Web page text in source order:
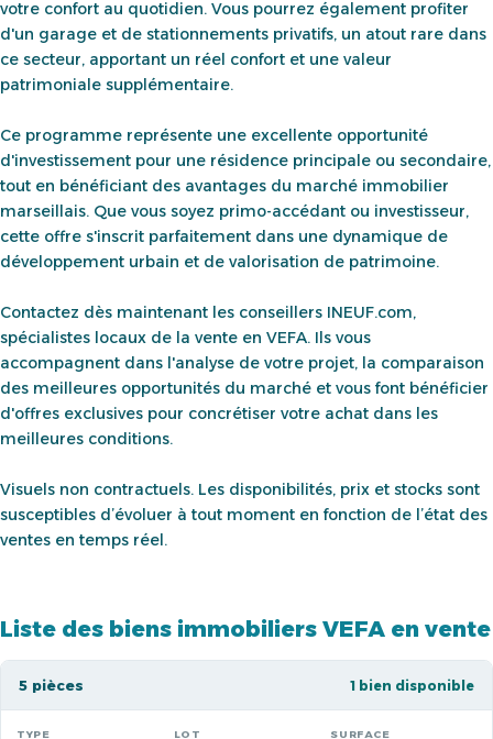
votre confort au quotidien. Vous pourrez également profiter
d'un garage et de stationnements privatifs, un atout rare dans
ce secteur, apportant un réel confort et une valeur
patrimoniale supplémentaire.
Ce programme représente une excellente opportunité
d'investissement pour une résidence principale ou secondaire,
tout en bénéficiant des avantages du marché immobilier
marseillais. Que vous soyez primo-accédant ou investisseur,
cette offre s'inscrit parfaitement dans une dynamique de
développement urbain et de valorisation de patrimoine.
Contactez dès maintenant les conseillers INEUF.com,
spécialistes locaux de la vente en VEFA. Ils vous
accompagnent dans l'analyse de votre projet, la comparaison
des meilleures opportunités du marché et vous font bénéficier
d'offres exclusives pour concrétiser votre achat dans les
meilleures conditions.
Visuels non contractuels. Les disponibilités, prix et stocks sont
susceptibles d’évoluer à tout moment en fonction de l’état des
ventes en temps réel.
Liste des biens immobiliers VEFA en vente
5 pièces 1 bien disponible